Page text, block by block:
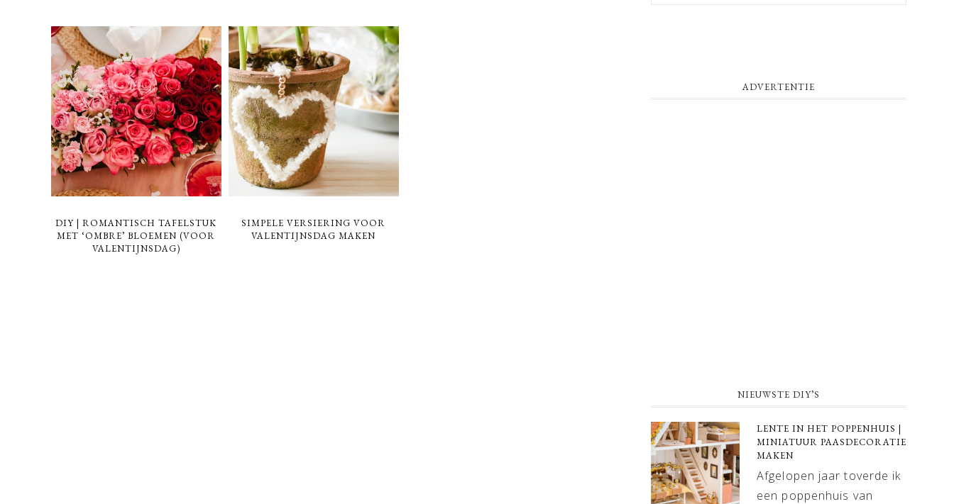
DIY | ROMANTISCH TAFELSTUK
MET ‘OMBRE’ BLOEMEN (VOOR
VALENTIJNSDAG)
SIMPELE VERSIERING VOOR
VALENTIJNSDAG MAKEN
ADVERTENTIE
NIEUWSTE DIY’S
LENTE IN HET POPPENHUIS |
MINIATUUR PAASDECORATIE
MAKEN
Afgelopen jaar toverde ik
een poppenhuis van